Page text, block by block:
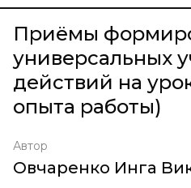
Приёмы
универсальных
действий на
опыта работы)
Автор
Овчаренко Инга